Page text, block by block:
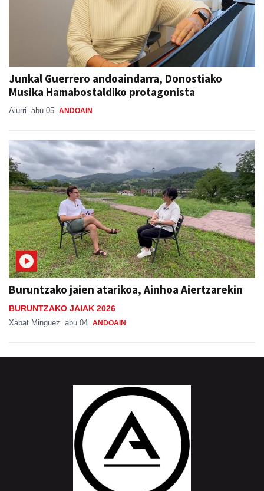
Junkal Guerrero andoaindarra, Donostiako
Musika Hamabostaldiko protagonista
Aiurri abu 05 ANDOAIN
Buruntzako jaien atarikoa, Ainhoa Aiertzarekin
BURUNTZAKO JAIAK 2026
Xabat Minguez abu 04 ANDOAIN